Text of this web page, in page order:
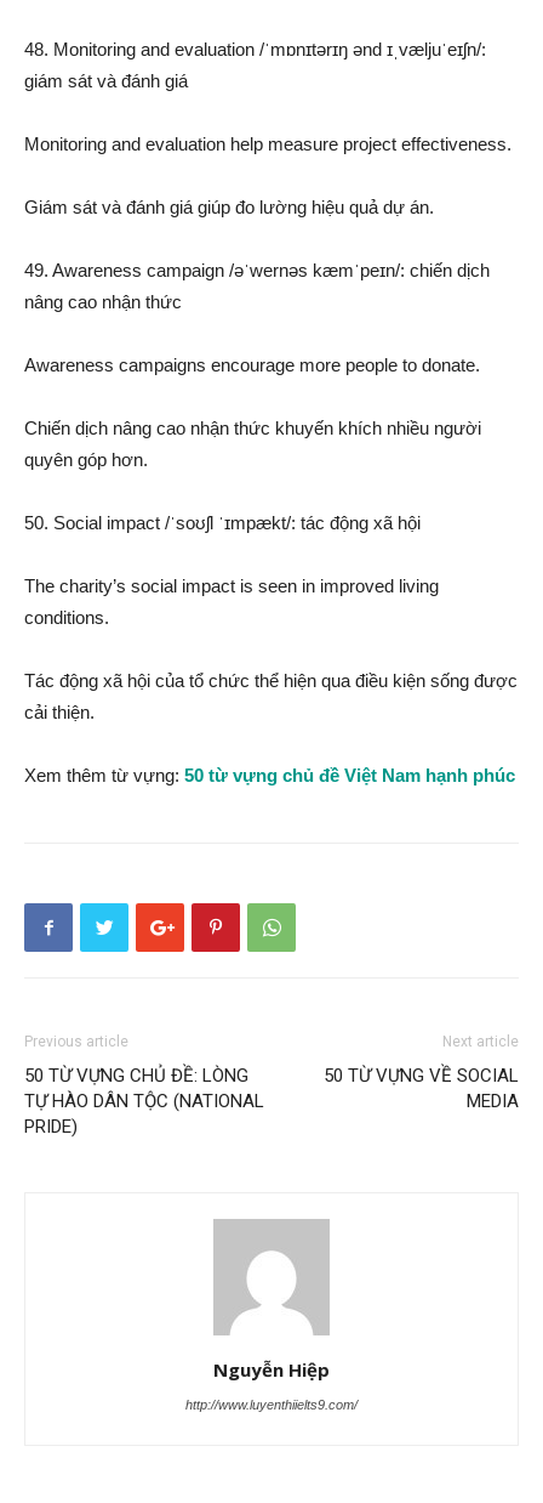
48. Monitoring and evaluation /ˈmɒnɪtərɪŋ ənd ɪˌvæljuˈeɪʃn/:
giám sát và đánh giá
Monitoring and evaluation help measure project effectiveness.
Giám sát và đánh giá giúp đo lường hiệu quả dự án.
49. Awareness campaign /əˈwernəs kæmˈpeɪn/: chiến dịch
nâng cao nhận thức
Awareness campaigns encourage more people to donate.
Chiến dịch nâng cao nhận thức khuyến khích nhiều người
quyên góp hơn.
50. Social impact /ˈsoʊʃl ˈɪmpækt/: tác động xã hội
The charity’s social impact is seen in improved living
conditions.
Tác động xã hội của tổ chức thể hiện qua điều kiện sống được
cải thiện.
Xem thêm từ vựng: 50 từ vựng chủ đề Việt Nam hạnh phúc
Previous article
50 TỪ VỰNG CHỦ ĐỀ: LÒNG
TỰ HÀO DÂN TỘC (NATIONAL
PRIDE)
Next article
50 TỪ VỰNG VỀ SOCIAL
MEDIA
Nguyễn Hiệp
http://www.luyenthiielts9.com/